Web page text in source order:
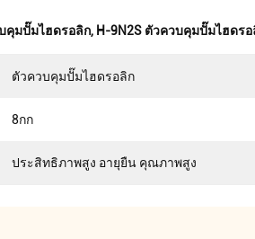
บคุมปั๊มไฮดรอลิก, H-9N2S ตัวควบคุมปั๊มไฮดร
ตัวควบคุมปั๊มไฮดรอลิก
8กก
ประสิทธิภาพสูง อายุยืน คุณภาพสูง